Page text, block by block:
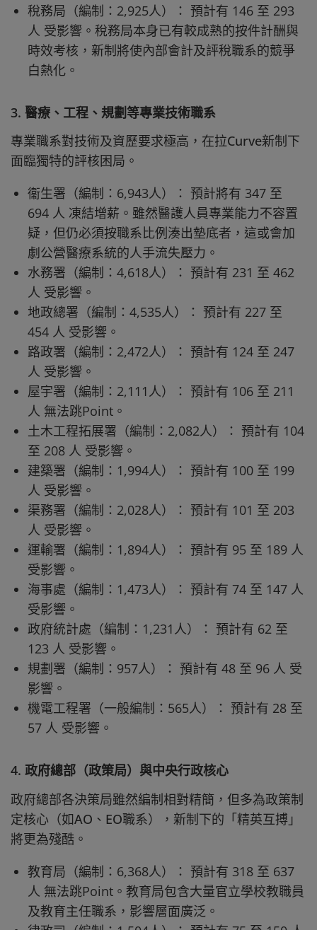
稅務局（編制：2,925人）： 預計有 146 至 293
人 受影響。稅務局本身已有較成熟的按件計酬與
時效考核，新制將使內部會計及評稅職系的競爭
白熱化。
3. 醫療、工程、規劃等專業技術職系
專業職系對技術及資歷要求極高，在拉Curve新制下
面臨獨特的評核困局。
衞生署（編制：6,943人）： 預計將有 347 至
694 人 凍結增薪。雖然醫護人員專業能力不容置
疑，但仍必須按職系比例湊出墊底者，這或會加
劇公營醫療系統的人手流失壓力。
水務署（編制：4,618人）： 預計有 231 至 462
人 受影響。
地政總署（編制：4,535人）： 預計有 227 至
454 人 受影響。
路政署（編制：2,472人）： 預計有 124 至 247
人 受影響。
屋宇署（編制：2,111人）： 預計有 106 至 211
人 無法跳Point。
土木工程拓展署（編制：2,082人）： 預計有 104
至 208 人 受影響。
建築署（編制：1,994人）： 預計有 100 至 199
人 受影響。
渠務署（編制：2,028人）： 預計有 101 至 203
人 受影響。
運輸署（編制：1,894人）： 預計有 95 至 189 人
受影響。
海事處（編制：1,473人）： 預計有 74 至 147 人
受影響。
政府統計處（編制：1,231人）： 預計有 62 至
123 人 受影響。
規劃署（編制：957人）： 預計有 48 至 96 人 受
影響。
機電工程署（一般編制：565人）： 預計有 28 至
57 人 受影響。
4. 政府總部（政策局）與中央行政核心
政府總部各決策局雖然編制相對精簡，但多為政策制
定核心（如AO、EO職系），新制下的「精英互搏」
將更為殘酷。
教育局（編制：6,368人）： 預計有 318 至 637
人 無法跳Point。教育局包含大量官立學校教職員
及教育主任職系，影響層面廣泛。